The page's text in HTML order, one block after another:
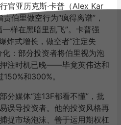
官亚历克斯·卡普（Alex Kar
伯里做空行为“疯得离谱”，
样在黑暗里乱飞”。卡普强
炸式增长，做空者“注定失
：部分投资者将伯里视为泡
注时机已晚——毕竟英伟达和
和300%。
分媒体“连13F都看不懂”，批
误导投资者。他的投资风格再
捉市场泡沫、善于运用期权杠